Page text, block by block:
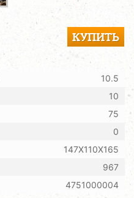
КУПИТЬ
10.5
10
75
0
147Х110Х165
967
4751000004